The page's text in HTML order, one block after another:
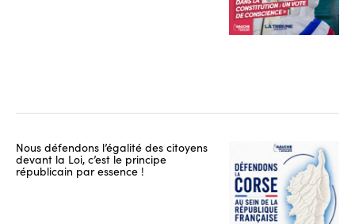
Nous défendons l’égalité des citoyens
devant la Loi, c’est le principe
républicain par essence !